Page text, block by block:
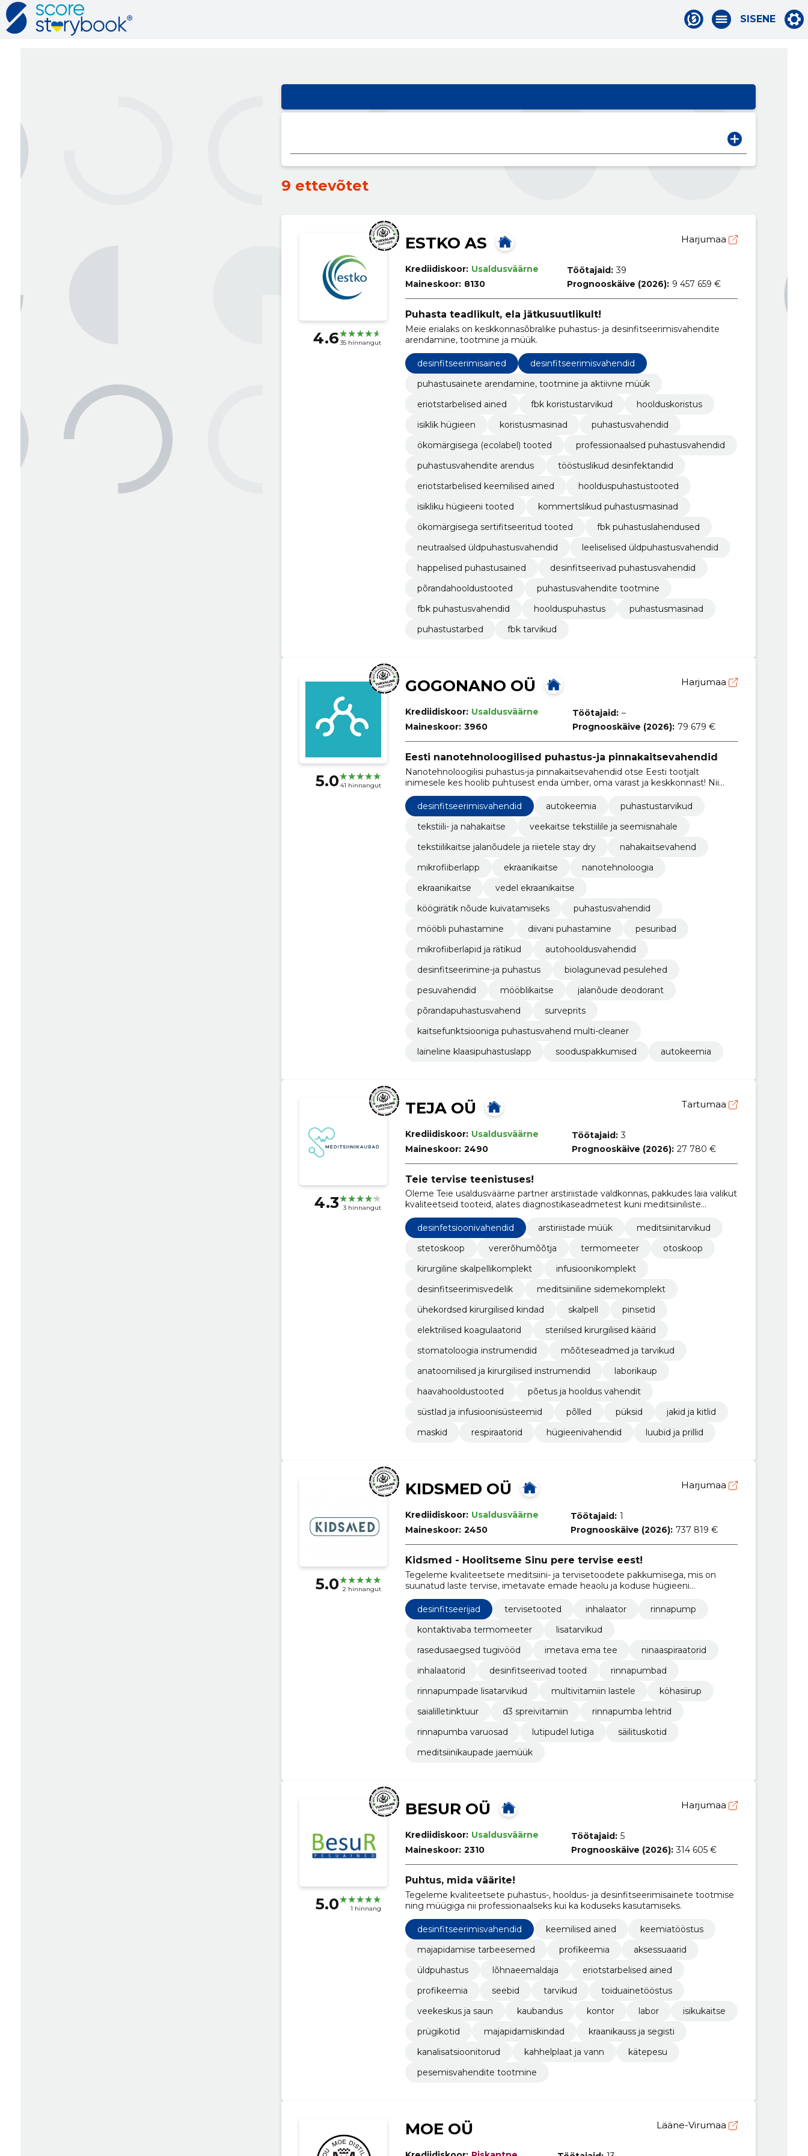
SISENE
9 ettevõtet
4.6 35 hinnangut
ESTKO AS Harjumaa
Krediidiskoor: Usaldusväärne
Maineskoor: 8130
Töötajaid: 39
Prognooskäive (2026): 9 457 659 €
Puhasta teadlikult, ela jätkusuutlikult!
Meie erialaks on keskkonnasõbralike puhastus- ja desinfitseerimisvahendite
arendamine, tootmine ja müük.
desinfitseerimisained
desinfitseerimisvahendid
puhastusainete arendamine, tootmine ja aktiivne müük
eriotstarbelised ained
fbk koristustarvikud
hoolduskoristus
isiklik hügieen
koristusmasinad
puhastusvahendid
ökomärgisega (ecolabel) tooted
professionaalsed puhastusvahendid
puhastusvahendite arendus
tööstuslikud desinfektandid
eriotstarbelised keemilised ained
hoolduspuhastustooted
isikliku hügieeni tooted
kommertslikud puhastusmasinad
ökomärgisega sertifitseeritud tooted
fbk puhastuslahendused
neutraalsed üldpuhastusvahendid
leeliselised üldpuhastusvahendid
happelised puhastusained
desinfitseerivad puhastusvahendid
põrandahooldustooted
puhastusvahendite tootmine
fbk puhastusvahendid
hoolduspuhastus
puhastusmasinad
puhastustarbed
fbk tarvikud
5.0 41 hinnangut
GOGONANO OÜ Harjumaa
Krediidiskoor: Usaldusväärne
Maineskoor: 3960
Töötajaid: –
Prognooskäive (2026): 79 679 €
Eesti nanotehnoloogilised puhastus-ja pinnakaitsevahendid
Nanotehnoloogilisi puhastus-ja pinnakaitsevahendid otse Eesti tootjalt
inimesele kes hoolib puhtusest enda ümber, oma varast ja keskkonnast! Nii
desinfitseerimisvahendid
autokeemia
puhastustarvikud
tekstiili- ja nahakaitse
veekaitse tekstiilile ja seemisnahale
tekstiilikaitse jalanõudele ja riietele stay dry
nahakaitsevahend
mikrofiiberlapp
ekraanikaitse
nanotehnoloogia
ekraanikaitse
vedel ekraanikaitse
köögirätik nõude kuivatamiseks
puhastusvahendid
mööbli puhastamine
diivani puhastamine
pesuribad
mikrofiiberlapid ja rätikud
autohooldusvahendid
desinfitseerimine-ja puhastus
biolagunevad pesulehed
pesuvahendid
mööblikaitse
jalanõude deodorant
põrandapuhastusvahend
surveprits
kaitsefunktsiooniga puhastusvahend multi-cleaner
laineline klaasipuhastuslapp
sooduspakkumised autokeemia
4.3 3 hinnangut
TEJA OÜ Tartumaa
Krediidiskoor: Usaldusväärne
Maineskoor: 2490
Töötajaid: 3
Prognooskäive (2026): 27 780 €
Teie tervise teenistuses!
Oleme Teie usaldusväärne partner arstiriistade valdkonnas, pakkudes laia valikut
kvaliteetseid tooteid, alates diagnostikaseadmetest kuni meditsiiniliste
tarvikuteni.
desinfetsioonivahendid
arstiriistade müük
meditsiinitarvikud
stetoskoop
vererõhumõõtja termomeeter
otoskoop
kirurgiline skalpellikomplekt
infusioonikomplekt
desinfitseerimisvedelik
meditsiiniline sidemekomplekt
ühekordsed kirurgilised kindad
skalpell
pinsetid
elektrilised koagulaatorid
steriilsed kirurgilised käärid
stomatoloogia instrumendid
mõõteseadmed ja tarvikud
anatoomilised ja kirurgilised instrumendid
laborikaup
haavahooldustooted
põetus ja hooldus vahendit
süstlad ja infusioonisüsteemid
põlled püksid
jakid ja kitlid
maskid
respiraatorid hügieenivahendid luubid ja prillid
5.0 2 hinnangut
KIDSMED OÜ Harjumaa
Krediidiskoor: Usaldusväärne
Maineskoor: 2450
Töötajaid: 1
Prognooskäive (2026): 737 819 €
Kidsmed - Hoolitseme Sinu pere tervise eest!
Tegeleme kvaliteetsete meditsiini- ja tervisetoodete pakkumisega, mis on
suunatud laste tervise, imetavate emade heaolu ja koduse hügieeni
toetamiseks.
desinfitseerijad
tervisetooted inhalaator
rinnapump
kontaktivaba termomeeter
lisatarvikud
rasedusaegsed tugivööd
imetava ema tee
ninaaspiraatorid
inhalaatorid
desinfitseerivad tooted
rinnapumbad
rinnapumpade lisatarvikud
multivitamiin lastele
köhasiirup
saialilletinktuur
d3 spreivitamiin
rinnapumba lehtrid
rinnapumba varuosad
lutipudel lutiga
säilituskotid
meditsiinikaupade jaemüük
5.0 1 hinnang
BESUR OÜ Harjumaa
Krediidiskoor: Usaldusväärne
Maineskoor: 2310
Töötajaid: 5
Prognooskäive (2026): 314 605 €
Puhtus, mida väärite!
Tegeleme kvaliteetsete puhastus-, hooldus- ja desinfitseerimisainete tootmise
ning müügiga nii professionaalseks kui ka koduseks kasutamiseks.
desinfitseerimisvahendid keemilised ained
keemiatööstus
majapidamise tarbeesemed
profikeemia
aksessuaarid
üldpuhastus
lõhnaeemaldaja
eriotstarbelised ained
profikeemia
seebid tarvikud
toiduainetööstus
veekeskus ja saun
kaubandus kontor labor
isikukaitse
prügikotid
majapidamiskindad
kraanikauss ja segisti
kanalisatsioonitorud
kahhelplaat ja vann
kätepesu
pesemisvahendite tootmine
MOE OÜ Lääne-Virumaa